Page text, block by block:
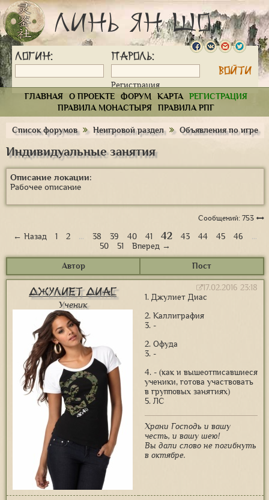
Линь Ян Шо
Логин: Пароль:
Регистрация
ГЛАВНАЯ
О ПРОЕКТЕ ФОРУМ КАРТА
РЕГИСТРАЦИЯ
ПРАВИЛА МОНАСТЫРЯ
ПРАВИЛА РПГ
Список форумов Неигровой раздел Объявления по игре
Индивидуальные занятия
Описание локации:
Рабочее описание
Сообщений: 753
← Назад 1 2 … 38 39 40 41 42 43 44 45 46
…
50
51 Вперед →
Автор Пост
Джулиет Диас
Ученик
17.02.2016 23:18
1. Джулиет Диас
2. Каллиграфия
3. -
2. Офуда
3. -
4. - (как и вышеотписавшиеся
ученики, готова участвовать
в групповых занятиях)
5. ЛС
Храни Господь и вашу
честь, и вашу шею!
Вы дали слово не погибнуть
в октябре.